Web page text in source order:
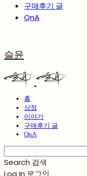
구매후기 글
QnA
슬윤
홈
상점
이야기
구매후기 글
QnA
Search 검색
Log In 로그인